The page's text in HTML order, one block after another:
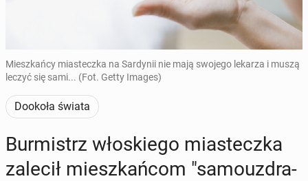
Mieszkańcy miasteczka na Sardynii nie mają swojego lekarza i muszą
leczyć się sami... (Fot. Getty Images)
Dookoła świata
Bur­mistrz wło­skie­go mia­stecz­ka
zalecił miesz­kań­com "sa­mo­uz­dra­